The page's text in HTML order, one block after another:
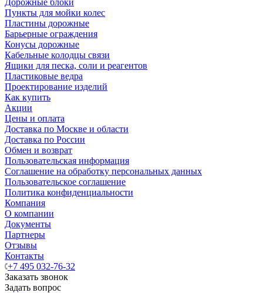
Дорожные блоки
Пункты для мойки колес
Пластины дорожные
Барьерные ограждения
Конусы дорожные
Кабельные колодцы связи
Ящики для песка, соли и реагентов
Пластиковые ведра
Проектирование изделий
Как купить
Акции
Цены и оплата
Доставка по Москве и области
Доставка по России
Обмен и возврат
Пользовательская информация
Соглашение на обработку персональных данных
Пользовательское соглашение
Политика конфиденциальности
Компания
О компании
Документы
Партнеры
Отзывы
Контакты
+7 495 032-76-32
Заказать звонок
Задать вопрос